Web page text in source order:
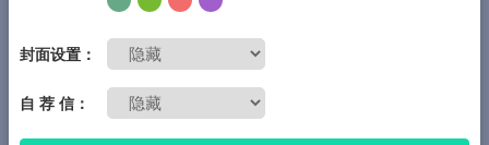
AI 诊断简历
AI 模拟面试
面试自我介绍
封面设置：
自 荐 信：